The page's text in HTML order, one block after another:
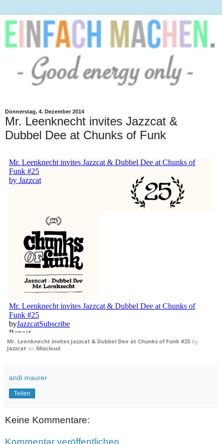
Donnerstag, 4. Dezember 2014
Mr. Leenknecht invites Jazzcat &
Dubbel Dee at Chunks of Funk
Mr. Leenknecht invites Jazzcat & Dubbel Dee at Chunks of Funk #25 by
Jazzcat on Mixcloud
andi maurer
Teilen
Keine Kommentare:
Kommentar veröffentlichen